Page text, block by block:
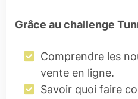
Grâce au challenge
Comprendre les
vente en ligne.
Savoir quoi faire